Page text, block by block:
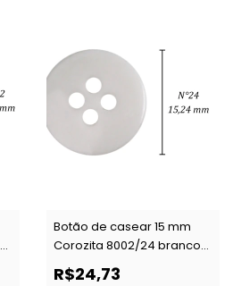
Botão de casear 15 mm
Corozita 8002/24 branco
c/ 144 un
R$24,73